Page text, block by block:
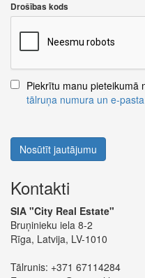
Drošības kods
Piekrītu manu pieteikumā
tālruņa numura un e-
Nosūtīt jautājumu
Kontakti
SIA "City Real Estate"
Bruņinieku iela 8-2
Rīga, Latvija, LV-1010
Tālrunis: +371 67114284